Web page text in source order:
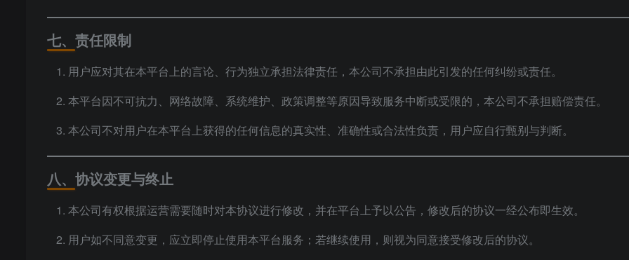
七、责任限制
用户应对其在本平台上的言论、行为独立承担法律责任，本公司不承担由此引发的任何纠纷或责任。
本平台因不可抗力、网络故障、系统维护、政策调整等原因导致服务中断或受限的，本公司不承担赔偿责任。
本公司不对用户在本平台上获得的任何信息的真实性、准确性或合法性负责，用户应自行甄别与判断。
八、协议变更与终止
本公司有权根据运营需要随时对本协议进行修改，并在平台上予以公告，修改后的协议一经公布即生效。
用户如不同意变更，应立即停止使用本平台服务；若继续使用，则视为同意接受修改后的协议。